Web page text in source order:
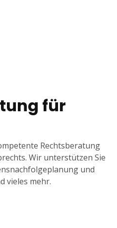
für
Rechtsberatung
Wir unterstützen Sie
und
vieles mehr.